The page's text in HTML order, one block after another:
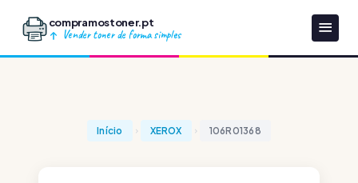
compramostoner.pt
Vender toner de forma simples
Início XEROX 106R01368